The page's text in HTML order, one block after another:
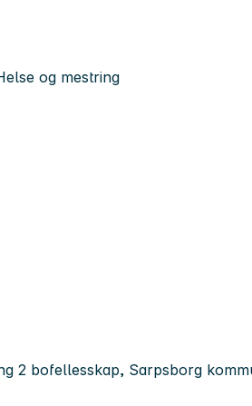
og mestring
2 bofellesskap, Sarpsborg